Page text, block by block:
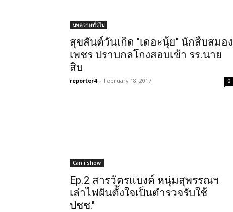
บทความทั่วไป
สุขสันต์วันเกิด "เดอะนุ้ย" นักสืบสมอง
เพชร ปราบกลโกงสอบเข้า รร.นาย
สิบ
reporter4 - February 18, 2017 0
Can i show
Ep.2 สารวัตรแบงค์ หนุ่มสุพรรณฯ
เล่าไฟฝันตั้งใจเป็นตำรวจรับใช้
ปชช."